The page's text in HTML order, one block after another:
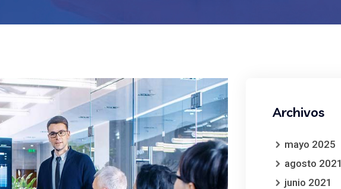
Archivos
mayo 2025
agosto 2021
junio 2021